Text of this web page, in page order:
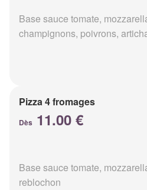
Base sauce tomate,
champignons, poivrons,
Pizza 4 fromages
Dès 11.00 €
Base sauce tomate,
reblochon